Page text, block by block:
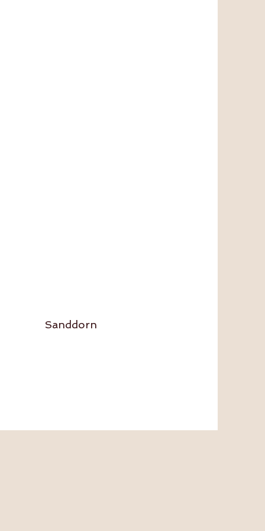
Sanddorn